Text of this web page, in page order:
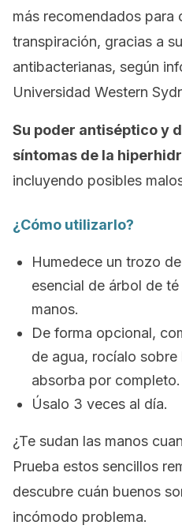
más recomendados para
transpiración, gracias a
antibacterianas, según
Universidad Western
Su poder antiséptico y
síntomas de la
incluyendo posibles
¿Cómo utilizarlo?
Humedece un trozo
esencial de árbol de
manos.
De forma opcional,
de agua, rocíalo
absorba por completo.
Úsalo 3 veces al día.
¿Te sudan las manos
Prueba estos sencillos
descubre cuán buenos
incómodo problema.